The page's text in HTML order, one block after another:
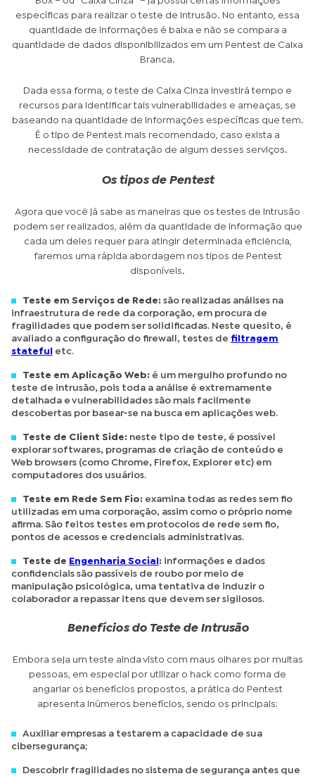
específicas para realizar o teste de intrusão. No entanto, essa
quantidade de informações é baixa e não se compara a
quantidade de dados disponibilizados em um Pentest de Caixa
Branca.
Dada essa forma, o teste de Caixa Cinza investirá tempo e
recursos para identificar tais vulnerabilidades e ameaças, se
baseando na quantidade de informações específicas que tem.
É o tipo de Pentest mais recomendado, caso exista a
necessidade de contratação de algum desses serviços.
Os tipos de Pentest
Agora que você já sabe as maneiras que os testes de intrusão
podem ser realizados, além da quantidade de informação que
cada um deles requer para atingir determinada eficiência,
faremos uma rápida abordagem nos tipos de Pentest
disponíveis.
Teste em Serviços de Rede: são realizadas análises na
infraestrutura de rede da corporação, em procura de
fragilidades que podem ser solidificadas. Neste quesito, é
avaliado a configuração do firewall, testes de filtragem
stateful
etc.
Teste em Aplicação Web: é um mergulho profundo no
teste de intrusão, pois toda a análise é extremamente
detalhada e vulnerabilidades são mais facilmente
descobertas por basear-se na busca em aplicações web.
Teste de Client Side: neste tipo de teste, é possível
explorar softwares, programas de criação de conteúdo e
Web browsers (como Chrome, Firefox, Explorer etc) em
computadores dos usuários.
Teste em Rede Sem Fio: examina todas as redes sem fio
utilizadas em uma corporação, assim como o próprio nome
afirma. São feitos testes em protocolos de rede sem fio,
pontos de acessos e credenciais administrativas.
Teste de Engenharia Social : informações e dados
confidenciais são passíveis de roubo por meio de
manipulação psicológica, uma tentativa de induzir o
colaborador a repassar itens que devem ser sigilosos.
Benefícios do Teste de Intrusão
Embora seja um teste ainda visto com maus olhares por muitas
pessoas, em especial por utilizar o hack como forma de
angariar os benefícios propostos, a prática do Pentest
apresenta inúmeros benefícios, sendo os principais:
Auxiliar empresas a testarem a capacidade de sua
cibersegurança;
Descobrir fragilidades no sistema de segurança antes que